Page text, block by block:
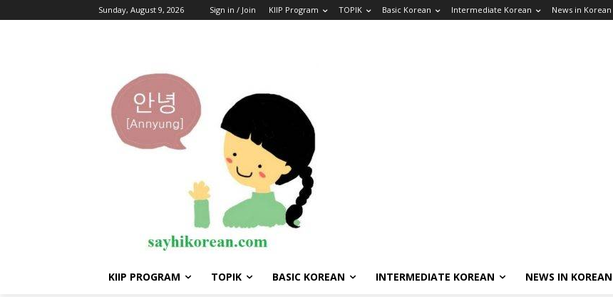
Sunday, August 9, 2026 Sign in / Join KIIP Program TOPIK Basic Korean Intermediate Korean News in Korean
KIIP PROGRAM TOPIK BASIC KOREAN INTERMEDIATE KOREAN NEWS IN KOREAN